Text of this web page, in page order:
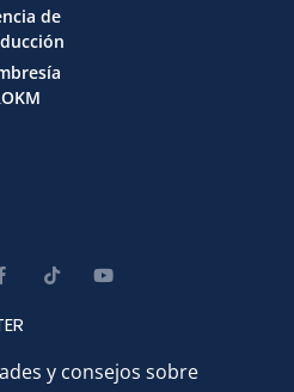
de
y consejos sobre